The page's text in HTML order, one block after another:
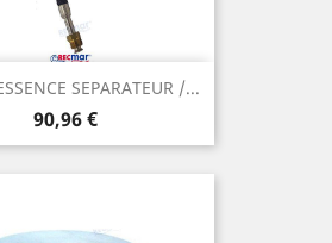
SEPARATEUR /...
Prix
90,96 €